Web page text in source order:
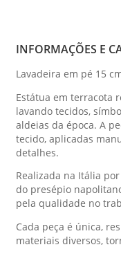
INFORMAÇÕES E
Lavadeira em pé 15
Estátua em terracota
lavando tecidos,
aldeias da época. A
tecido, aplicadas
detalhes.
Realizada na Itália
do presépio
pela qualidade no
Cada peça é única,
materiais diversos,